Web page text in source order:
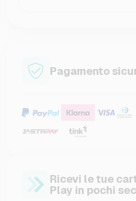
Pagamento
Ricevi le tue
Play in pochi